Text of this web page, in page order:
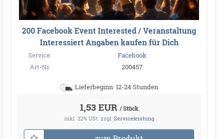
200 Facebook Event Interested / Veranstaltung
Interessiert Angaben kaufen für Dich
Service:
Facebook
Art-Nr.
200457
Lieferbeginn: 12-24 Stunden
1,53 EUR / Stück
inkl. 22% USt. zzgl. Serviceleistung